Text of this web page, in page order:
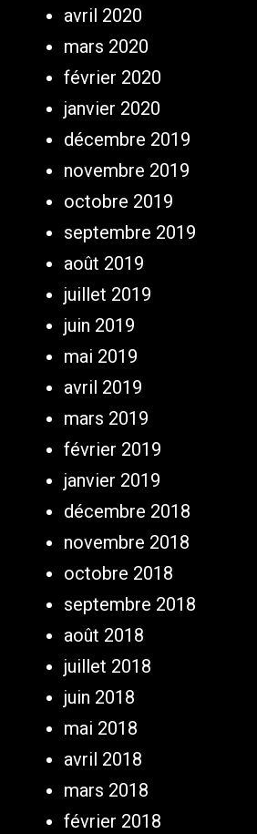
avril 2020
mars 2020
février 2020
janvier 2020
décembre 2019
novembre 2019
octobre 2019
septembre 2019
août 2019
juillet 2019
juin 2019
mai 2019
avril 2019
mars 2019
février 2019
janvier 2019
décembre 2018
novembre 2018
octobre 2018
septembre 2018
août 2018
juillet 2018
juin 2018
mai 2018
avril 2018
mars 2018
février 2018